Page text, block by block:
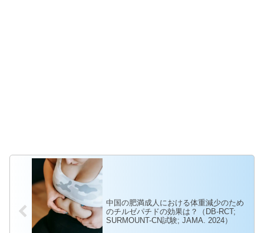
中国の肥満成人における体重減少のため
のチルゼパチドの効果は？（DB-RCT;
SURMOUNT-CN試験; JAMA. 2024）